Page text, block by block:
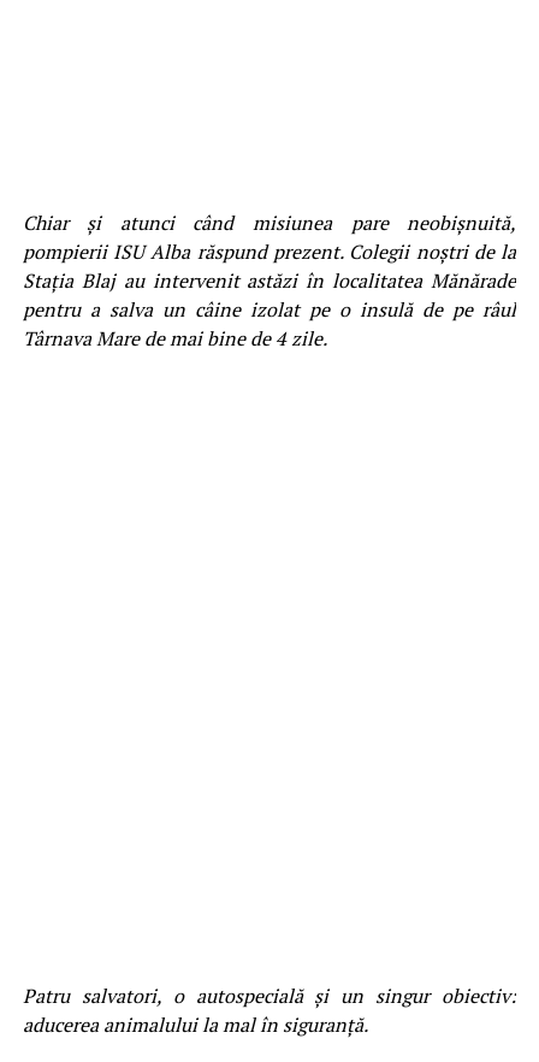
Chiar și atunci când misiunea pare neobișnuită,
pompierii ISU Alba răspund prezent. Colegii noștri de la
Stația Blaj au intervenit astăzi în localitatea Mănărade
pentru a salva un câine izolat pe o insulă de pe râul
Târnava Mare de mai bine de 4 zile.
​Patru salvatori, o autospecială și un singur obiectiv:
aducerea animalului la mal în siguranță.